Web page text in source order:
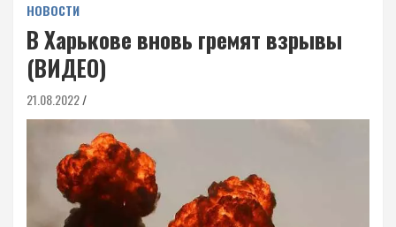
НОВОСТИ
В Харькове вновь гремят взрывы
(ВИДЕО)
21.08.2022